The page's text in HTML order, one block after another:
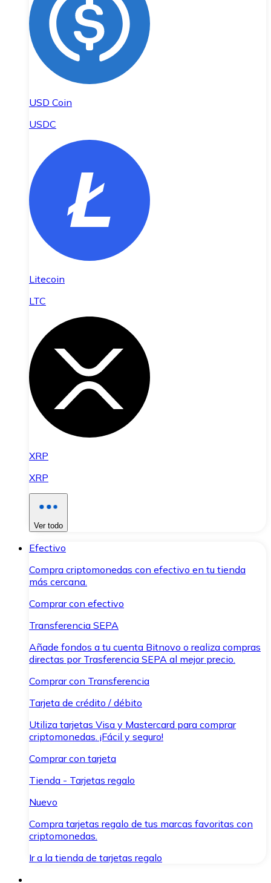
USD Coin
USDC
Litecoin
LTC
XRP
XRP
Ver todo
Efectivo
Compra criptomonedas con efectivo en tu tienda
más cercana.
Comprar con efectivo
Transferencia SEPA
Añade fondos a tu cuenta Bitnovo o realiza compras
directas por Trasferencia SEPA al mejor precio.
Comprar con Transferencia
Tarjeta de crédito / débito
Utiliza tarjetas Visa y Mastercard para comprar
criptomonedas. ¡Fácil y seguro!
Comprar con tarjeta
Tienda - Tarjetas regalo
Nuevo
Compra tarjetas regalo de tus marcas favoritas con
criptomonedas.
Ir a la tienda de tarjetas regalo